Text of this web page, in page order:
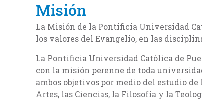
Misión
La Misión de la Pontificia Universidad
los valores del Evangelio, en las
La Pontificia Universidad Católica de
con la misión perenne de toda
ambos objetivos por medio del estudio
Artes, las Ciencias, la Filosofía y la